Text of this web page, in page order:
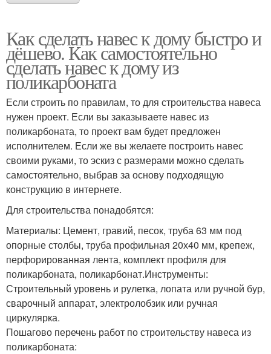
Как сделать навес к дому быстро и
дёшево. Как самостоятельно
сделать навес к дому из
поликарбоната
Если строить по правилам, то для строительства навеса
нужен проект. Если вы заказываете навес из
поликарбоната, то проект вам будет предложен
исполнителем. Если же вы желаете построить навес
своими руками, то эскиз с размерами можно сделать
самостоятельно, выбрав за основу подходящую
конструкцию в интернете.
Для строительства понадобятся:
Материалы: Цемент, гравий, песок, труба 63 мм под
опорные столбы, труба профильная 20х40 мм, крепеж,
перфорированная лента, комплект профиля для
поликарбоната, поликарбонат.Инструменты:
Строительный уровень и рулетка, лопата или ручной бур,
сварочный аппарат, электролобзик или ручная
циркулярка.
Пошагово перечень работ по строительству навеса из
поликарбоната: